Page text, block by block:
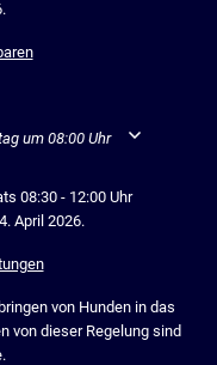
auszublenden
um 08:00 Uhr
08:30 - 12:00 Uhr
April 2026.
von Hunden in das
von dieser Regelung sind